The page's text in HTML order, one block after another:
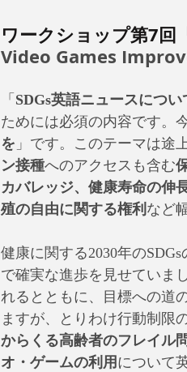
ワークショップ第7回
Video Games
「 SDGs英語ニュースにつ
ためには必須の内容です。
を 」です。このテーマは途
ン接種へのアクセスも含む
カバレッジ、健康寿命の伸
殖の自由に関する権利 など
健康に関する2030年の
で確実な進歩を見せていま
れるとともに、目標への道
ますが、とりわけ行動制限
からくる高齢者のフレイル
オ・ゲームの利用 について